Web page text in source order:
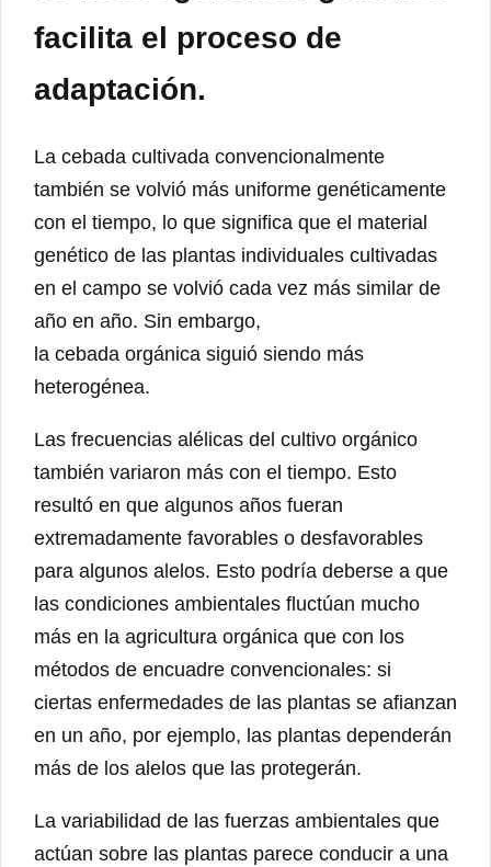
facilita el proceso de
adaptación.
La cebada cultivada convencionalmente
también se volvió más uniforme genéticamente
con el tiempo, lo que significa que el material
genético de las plantas individuales cultivadas
en el campo se volvió cada vez más similar de
año en año. Sin embargo,
la cebada orgánica siguió siendo más
heterogénea.
Las frecuencias alélicas del cultivo orgánico
también variaron más con el tiempo. Esto
resultó en que algunos años fueran
extremadamente favorables o desfavorables
para algunos alelos. Esto podría deberse a que
las condiciones ambientales fluctúan mucho
más en la agricultura orgánica que con los
métodos de encuadre convencionales: si
ciertas enfermedades de las plantas se afianzan
en un año, por ejemplo, las plantas dependerán
más de los alelos que las protegerán.
La variabilidad de las fuerzas ambientales que
actúan sobre las plantas parece conducir a una